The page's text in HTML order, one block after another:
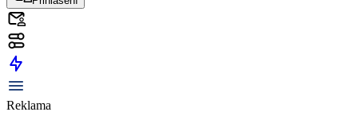
Reklama